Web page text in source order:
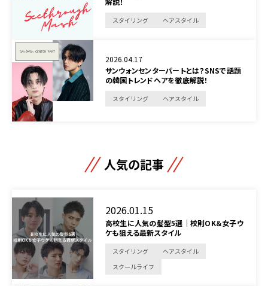
スタイリング ヘアスタイル
2026.04.17
サンウォンセンターパートとは？SNSで話題
の韓国トレンドヘアを徹底解説！
スタイリング ヘアスタイル
人気の記事
2026.01.15
高校生に人気の髪型5選｜校則OK＆女子ウ
ケも狙える最新スタイル
スタイリング
ヘアスタイル
スクールライフ